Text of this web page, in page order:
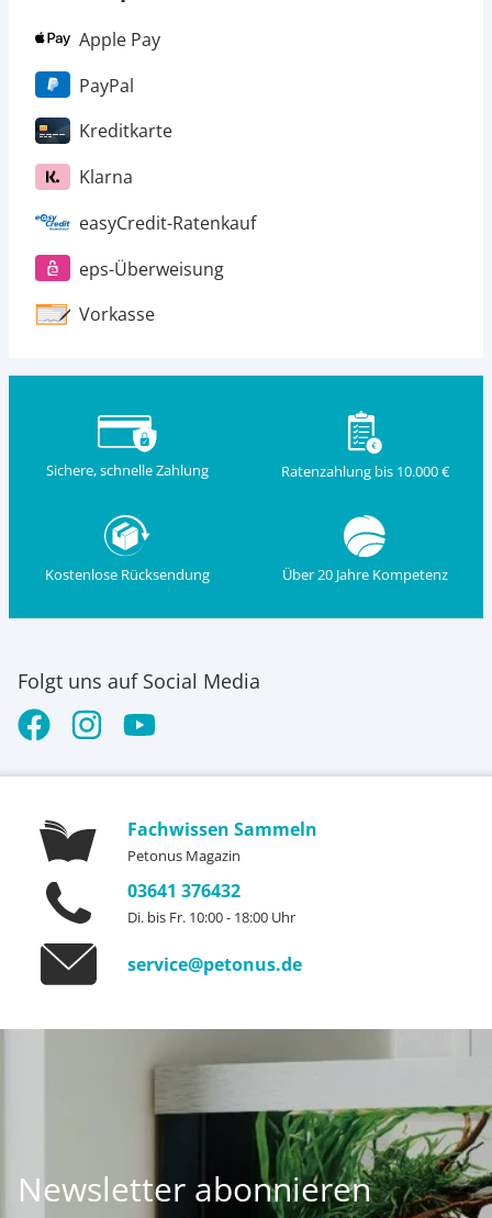
Apple Pay
PayPal
Kreditkarte
Klarna
easyCredit-Ratenkauf
eps-Überweisung
Vorkasse
Sichere, schnelle Zahlung Ratenzahlung bis 10.000 €
Kostenlose Rücksendung Über 20 Jahre Kompetenz
Folgt uns auf Social Media
Fachwissen Sammeln
Petonus Magazin
03641 376432
Di. bis Fr. 10:00 - 18:00 Uhr
service@petonus.de
Newsletter abonnieren